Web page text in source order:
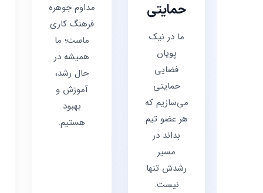
حمایتی
ما در نیک
پویان
فضایی
حمایتی
می‌سازیم که
هر عضو تیم
بداند در
مسیر
رشدش تنها
نیست.
مداوم جوهره
فرهنگ کاری
ماست؛ ما
همیشه در
حال رشد،
آموزش و
بهبود
هستیم.